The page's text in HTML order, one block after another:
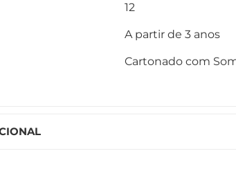
12
A partir de 3 anos
Cartonado com